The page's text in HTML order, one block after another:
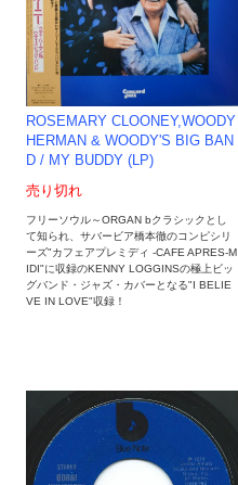
ROSEMARY CLOONEY,WOODY
HERMAN & WOODY'S BIG BAN
D / MY BUDDY (LP)
売り切れ
フリーソウル～ORGAN bクラシックとし
て知られ、サバービア橋本徹のコンピシリ
ーズ"カフェアプレミディ -CAFE APRES-M
IDI"に収録のKENNY LOGGINSの極上ビッ
グバンド・ジャズ・カバーとなる"I BELIE
VE IN LOVE"収録！